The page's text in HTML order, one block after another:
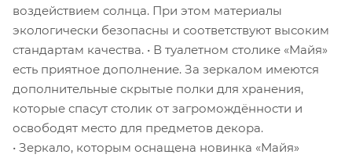
воздействием солнца. При этом материалы
экологически безопасны и соответствуют высоким
стандартам качества. • В туалетном столике «Майя»
есть приятное дополнение. За зеркалом имеются
дополнительные скрытые полки для хранения,
которые спасут столик от загромождённости и
освободят место для предметов декора.
• Зеркало, которым оснащена новинка «Майя»